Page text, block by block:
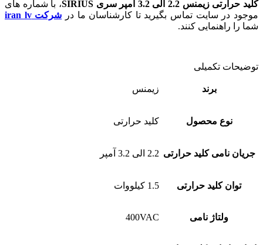
کلید حرارتی زیمنس 2.2 الی 3.2 آمپر سری SIRIUS
، با شماره های
موجود در سایت تماس بگیرید تا کارشناسان ما در شرکت iran lv
شما را راهنمایی کنند.
توضیحات تکمیلی
برند زیمنس
نوع محصول کلید حرارتی
جریان نامی کلید حرارتی 2.2 الی 3.2 آمپر
توان کلید حرارتی 1.5 کیلووات
ولتاژ نامی 400VAC